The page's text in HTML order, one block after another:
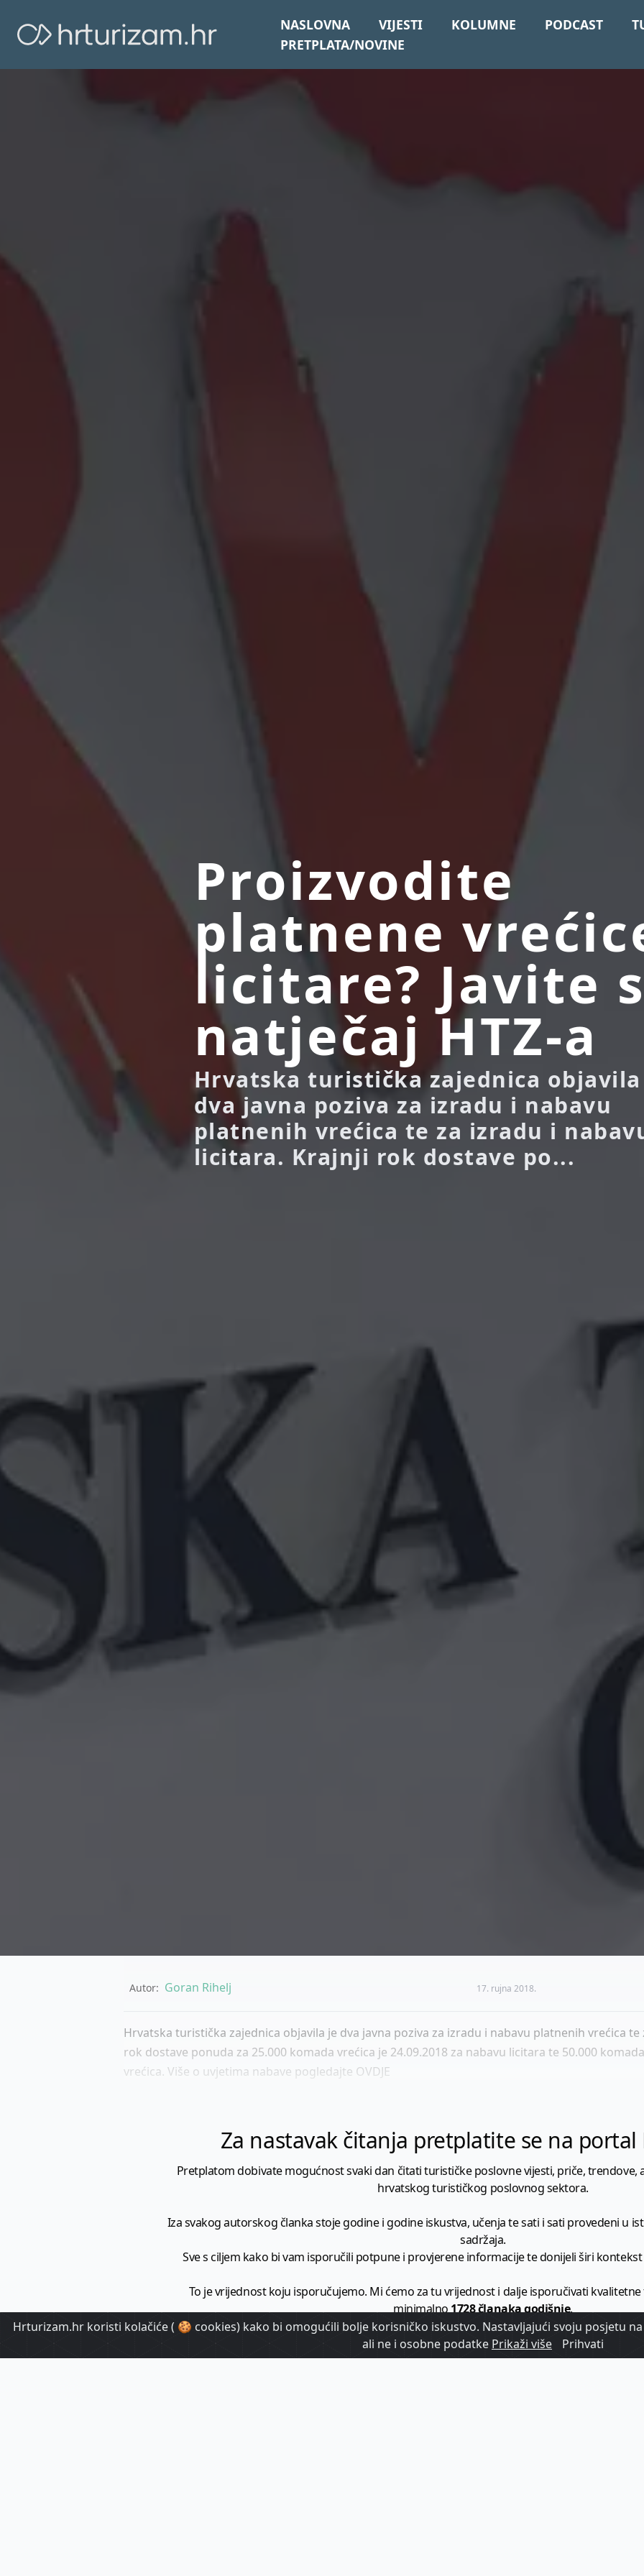
NASLOVNA VIJESTI KOLUMNE PODCAST
PRETPLATA/NOVINE
Proizvodite
platnene
licitare? Javite
natječaj HTZ-a
Hrvatska turistička zajednica
dva javna poziva za izradu i nabavu
platnenih vrećica te za izradu i
licitara. Krajnji rok dostave po...
Autor: Goran Rihelj 17. rujna 2018.
Hrvatska turistička zajednica objavila je dva javna poziva za izradu i nabavu platnenih vrećica
rok dostave ponuda za 25.000 komada vrećica je 24.09.2018 za nabavu licitara te 50.000
vrećica. Više o uvjetima nabave pogledajte OVDJE
Za nastavak čitanja pretplatite se na
Pretplatom dobivate mogućnost svaki dan čitati turističke poslovne vijesti, priče, trendove,
hrvatskog turističkog poslovnog sektora.
Iza svakog autorskog članka stoje godine i godine iskustva, učenja te sati i sati provedeni u
sadržaja.
Sve s ciljem kako bi vam isporučili potpune i provjerene informacije te donijeli širi
To je vrijednost koju isporučujemo. Mi ćemo za tu vrijednost i dalje isporučivati
minimalno1728 članaka godišnje.
HrTurizam - vaš izvor informacija iz poslovnog svijeta hrvatskog
Hrturizam.hr koristi kolačiće ( 🍪 cookies) kako bi omogućili bolje korisničko iskustvo. Nastavljajući svoju posjetu
ali ne i osobne podatke Prikaži više Prihvati